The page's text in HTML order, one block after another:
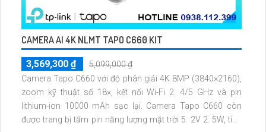
CAMERA AI 4K NLMT TAPO C660 KIT
3,569,300 ₫
5,099,000 ₫
Camera Tapo C660 với độ phân giải 4K 8MP (3840×2160),
zoom kỹ thuật số 18×, kết nối Wi-Fi 2. 4/5 GHz và pin
lithium-ion 10000 mAh sạc lại. Camera Tapo C660 còn
được trang bị tấm pin năng lượng mặt trời 5. 2V 2. 5W, tích